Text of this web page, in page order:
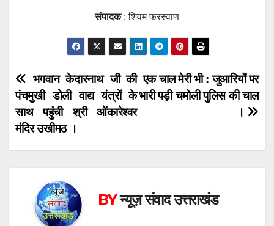
संपादक: शिवम फरस्वाण
Post
navigation
एक चाल मेरी भी : जुआरियों पर
भारी पड़ी चमोली पुलिस की चाल
।
भगवान केदारनाथ जी की
पंचमुखी डोली वाद्य यंत्रों के
साथ पहुंची श्री ओंकारेश्वर
मंदिर उखीमठ ।
BYन्यूज़ संवाद उत्तराखंड